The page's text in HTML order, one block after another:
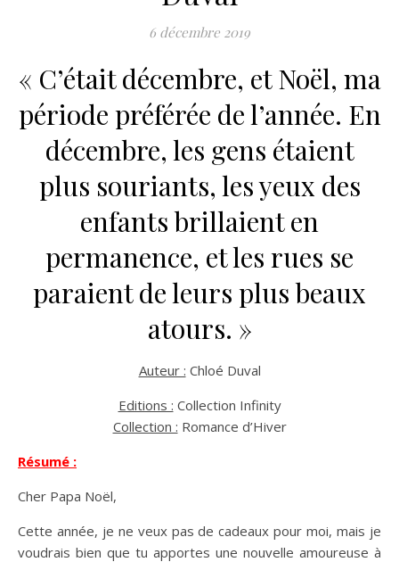
6 décembre 2019
« C’était décembre, et Noël, ma
période préférée de l’année. En
décembre, les gens étaient
plus souriants, les yeux des
enfants brillaient en
permanence, et les rues se
paraient de leurs plus beaux
atours. »
Auteur : Chloé Duval
Editions : Collection Infinity
Collection : Romance d’Hiver
Résumé :
Cher Papa Noël,
Cette année, je ne veux pas de cadeaux pour moi, mais je
voudrais bien que tu apportes une nouvelle amoureuse à